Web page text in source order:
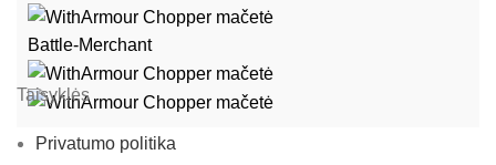
Battle-Merchant
Taisyklės
Privatumo politika